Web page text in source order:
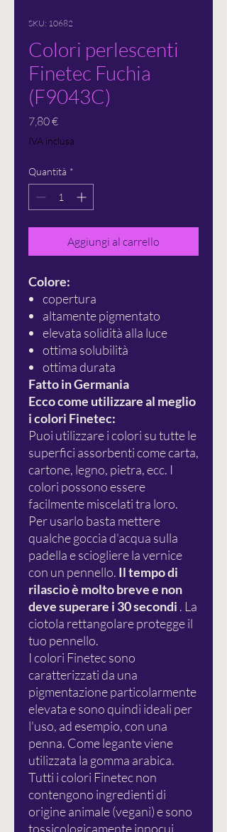
SKU: 10682
Colori perlescenti
Finetec Fuchia
(F9043C)
7,80 €Prezzo
IVA inclusa
Quantità *
Aggiungi al carrello
Colore:
copertura
altamente pigmentato
elevata solidità alla luce
ottima solubilità
ottima durata
Fatto in Germania
Ecco come utilizzare al meglio
i colori Finetec:
Puoi utilizzare i colori su tutte le
superfici assorbenti come carta,
cartone, legno, pietra, ecc. I
colori possono essere
facilmente miscelati tra loro.
Per usarlo basta mettere
qualche goccia d'acqua sulla
padella e sciogliere la vernice
con un pennello. Il tempo di
rilascio è molto breve e non
deve superare i 30 secondi . La
ciotola rettangolare protegge il
tuo pennello.
I colori Finetec sono
caratterizzati da una
pigmentazione particolarmente
elevata e sono quindi ideali per
l'uso, ad esempio, con una
penna. Come legante viene
utilizzata la gomma arabica.
Tutti i colori Finetec non
contengono ingredienti di
origine animale (vegani) e sono
tossicologicamente innocui